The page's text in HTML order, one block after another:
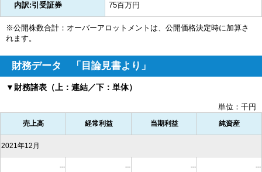
内訳:引受証券 75百万円
※公開株数合計：オーバーアロットメントは、公開価格決定時に加算さ
れます。
財務データ 「目論見書より」
▼財務諸表（上：連結／下：単体）
単位：千円
売上高 経常利益 当期利益 純資産
2021年12月
--- --- --- ---